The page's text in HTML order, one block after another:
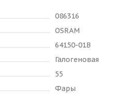
086316
OSRAM
64150-01B
Галогеновая
55
Фары